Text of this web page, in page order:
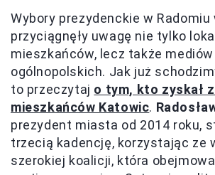
Wybory prezydenckie w Radomiu
przyciągnęły uwagę nie tylko
mieszkańców, lecz także mediów
ogólnopolskich. Jak już
to przeczytaj o tym, kto zyskał
mieszkańców Katowic.
prezydent miasta od 2014 roku,
trzecią kadencję, korzystając ze
szerokiej koalicji, która